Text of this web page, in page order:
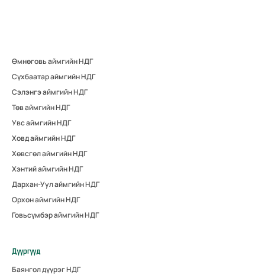
Өмнөговь аймгийн НДГ
Сүхбаатар аймгийн НДГ
Сэлэнгэ аймгийн НДГ
Төв аймгийн НДГ
Увс аймгийн НДГ
Ховд аймгийн НДГ
Хөвсгөл аймгийн НДГ
Хэнтий аймгийн НДГ
Дархан-Уул аймгийн НДГ
Орхон аймгийн НДГ
Говьсүмбэр аймгийн НДГ
Дүүргүүд
Баянгол дүүрэг НДГ